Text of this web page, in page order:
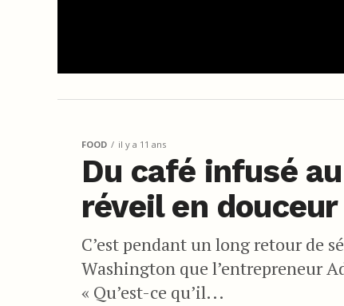
FOOD il y a 11 ans
Du café infusé
réveil en douceur
C’est pendant un long retour de
Washington que l’entrepreneur
« Qu’est-ce qu’il...